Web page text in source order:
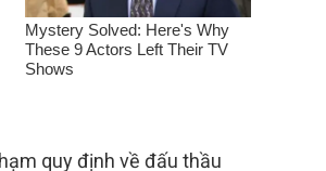
quy định về đấu thầu